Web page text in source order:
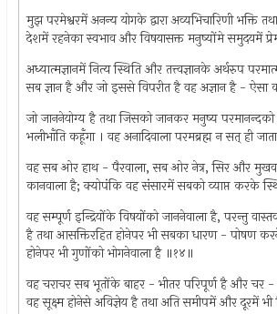
मुझ परमेश्वरमें अनन्य योगके द्वारा अव्यभिचारिणी भक्ति
देशमें रहनेका स्वभाव और विषयासक्त मनुष्योंमे समुदयमें
अध्यात्मज्ञानमें नित्य स्थिति और तत्त्वज्ञानके अर्थरुप
सब ज्ञान है और जो इससे विपरीत है वह अज्ञान है - ऐसा
जो जाननेयोग्य है तथा जिसको जानकर मनुष्य परमानन्दको
भलीभाँति कहूँगा । वह अनादिवाला परमब्रह्म न सत् ही
वह सब ओर हाथ - पैरवाला, सब ओर नेत्र, सिर और
कानवाला है; क्योपंकि वह संसारमें सबको व्याप्त करके
वह सम्पूर्ण इन्द्रियोंके विषयोंको जाननेवाला है, परन्तु
है तथा आसक्तिरहित होनेपर भी सबका धारण - पोषण
होनेपर भी गुणोंको भोगनेवाला है ॥१४॥
वह चराचर सब भूतोंके बाहर - भीतर परिपूर्ण है और चर
वह सूक्ष्म होनेसे अविज्ञेय है तथा अति समीपमें और दूरमें